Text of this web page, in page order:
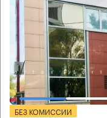
БЕЗ КОМИССИИ